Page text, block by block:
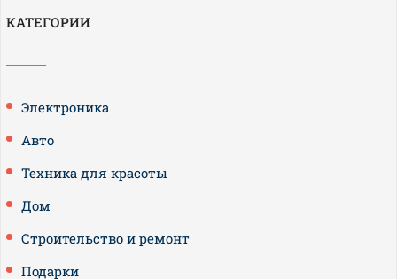
КАТЕГОРИИ
Электроника
Авто
Техника для красоты
Дом
Строительство и ремонт
Подарки